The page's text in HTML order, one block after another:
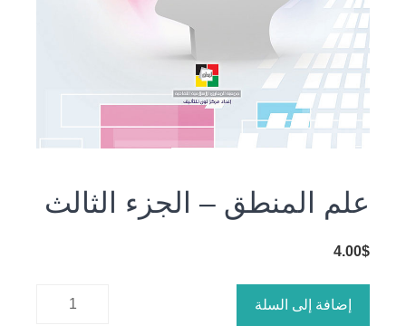
علم المنطق – الجزء الثالث
4.00$
كمية علم
إضافة إلى السلة